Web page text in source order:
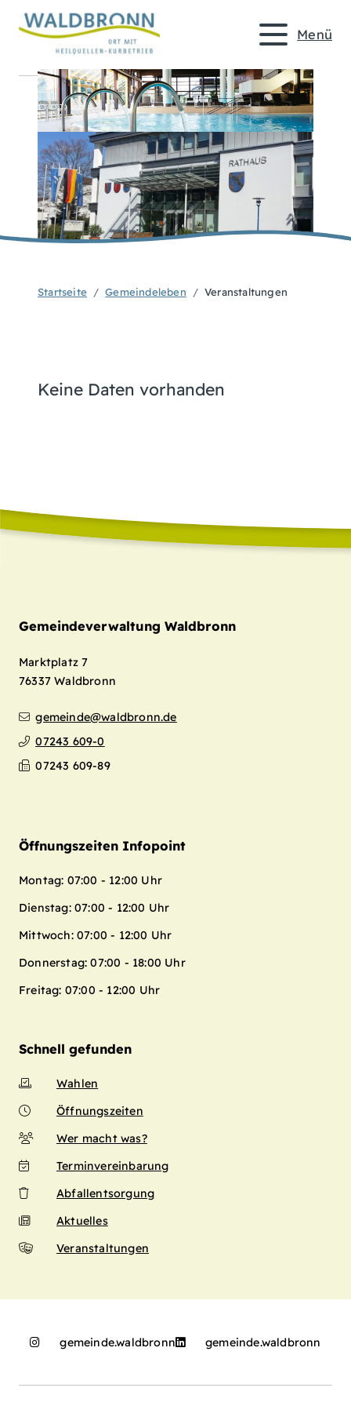
Menü
Startseite Gemeindeleben Veranstaltungen
Keine Daten vorhanden
Gemeindeverwaltung Waldbronn
Marktplatz 7
76337 Waldbronn
gemeinde@waldbronn.de
07243 609-0
07243 609-89
Öffnungszeiten Infopoint
Montag: 07:00 - 12:00 Uhr
Dienstag: 07:00 - 12:00 Uhr
Mittwoch: 07:00 - 12:00 Uhr
Donnerstag: 07:00 - 18:00 Uhr
Freitag: 07:00 - 12:00 Uhr
Schnell gefunden
Wahlen
Öffnungszeiten
Wer macht was?
Terminvereinbarung
Abfallentsorgung
Aktuelles
Veranstaltungen
gemeinde.waldbronn gemeinde.waldbronn